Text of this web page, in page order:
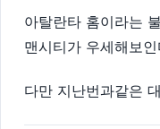
아탈란타 홈이라는
맨시티가 우세해보인
다만 지난번과같은